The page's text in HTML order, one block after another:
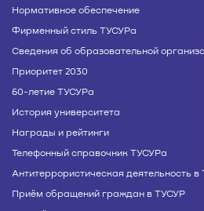
Нормативное обеспечение
Фирменный стиль ТУСУРа
Сведения об образовательной
Приоритет 2030
60-летие ТУСУРа
История университета
Награды и рейтинги
Телефонный справочник ТУСУРа
Антитеррористическая деятельность в
Приём обращений граждан в ТУСУР